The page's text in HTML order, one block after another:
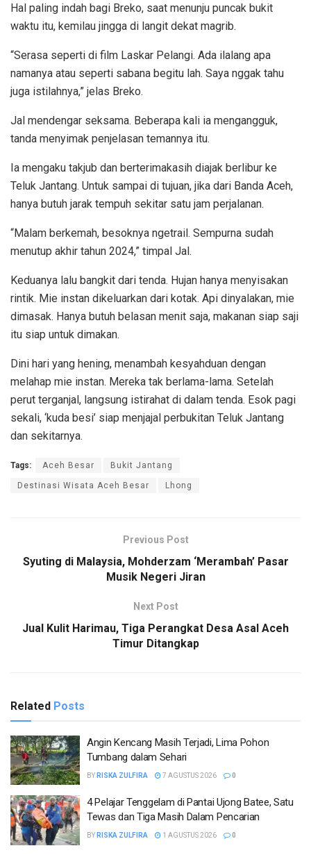
Hal paling indah bagi Breko, saat menunju puncak bukit
waktu itu, kemilau jingga di langit dekat magrib.
“Serasa seperti di film Laskar Pelangi. Ada ilalang apa
namanya atau seperti sabana begitu lah. Saya nggak tahu
juga istilahnya,” jelas Breko.
Jal mendengar seksama. Beberapa kali ia mengangguk,
tanda menyimak penjelasan temannya itu.
Ia mengaku takjub dan berterimakasih diajak berlibur ke
Teluk Jantang. Untuk sampai di tujuan, jika dari Banda Aceh,
hanya butuh jarak tempuh sekitar satu jam perjalanan.
“Malam berkemah, besoknya ngetrail. Sempurna sudah
menutup akhir tahun 2024,” timpal Jal.
Keduanya lalu bangkit dari tenda. Hujan hanya menyisakan
rintik. Mie instan dikeluarkan dari kotak. Api dinyalakan, mie
dimasak. Hanya butuh belasan menit saja, makanan siap saji
itu siap untuk dimakan.
Dini hari yang hening, menambah kesyahduan dengan
melahap mie instan. Mereka tak berlama-lama. Setelah
perut terganjal, langsung istirahat di dalam tenda. Esok pagi
sekali, ‘kuda besi’ siap menjajal perbukitan Teluk Jantang
dan sekitarnya.
Tags: Aceh Besar Bukit Jantang
Destinasi Wisata Aceh Besar Lhong
Previous Post
Syuting di Malaysia, Mohderzam ‘Merambah’ Pasar
Musik Negeri Jiran
Next Post
Jual Kulit Harimau, Tiga Perangkat Desa Asal Aceh
Timur Ditangkap
Related Posts
Angin Kencang Masih Terjadi, Lima Pohon
Tumbang dalam Sehari
BY RISKA ZULFIRA 7 AGUSTUS 2026 0
4 Pelajar Tenggelam di Pantai Ujong Batee, Satu
Tewas dan Tiga Masih Dalam Pencarian
BY RISKA ZULFIRA 1 AGUSTUS 2026 0